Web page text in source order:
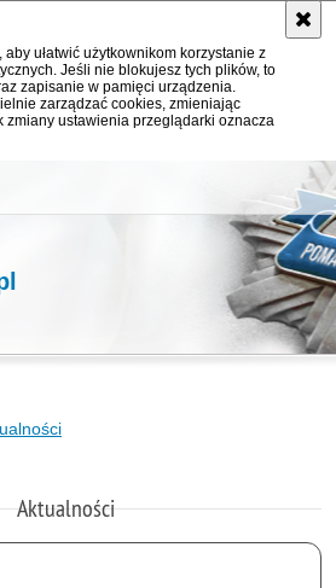
ułatwić użytkownikom korzystanie z
Jeśli nie blokujesz tych plików, to
zapisanie w pamięci urządzenia.
zarządzać cookies, zmieniając
zmiany ustawienia przeglądarki oznacza
Aktualności